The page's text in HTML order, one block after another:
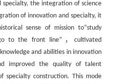
the integration of science
of innovation and specialty, it
sense of mission to“study
to the front line”，cultivated
and abilities in innovation
improved the quality of talent
specialty construction. This mode